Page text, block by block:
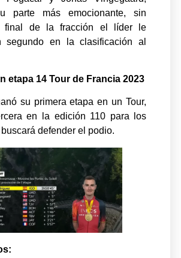
parte más emocionante, sin
final de la fracción el líder le
segundo en la clasificación al
etapa 14 Tour de Francia 2023
su primera etapa en un Tour,
en la edición 110 para los
defender el podio.